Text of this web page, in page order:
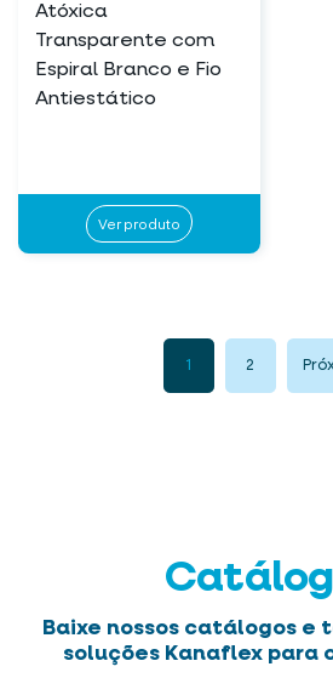
Atóxica
Transparente com
Espiral Branco e Fio
Antiestático
Ver produto
1 2
Baixe nossos catálogos e
soluções Kanaflex para